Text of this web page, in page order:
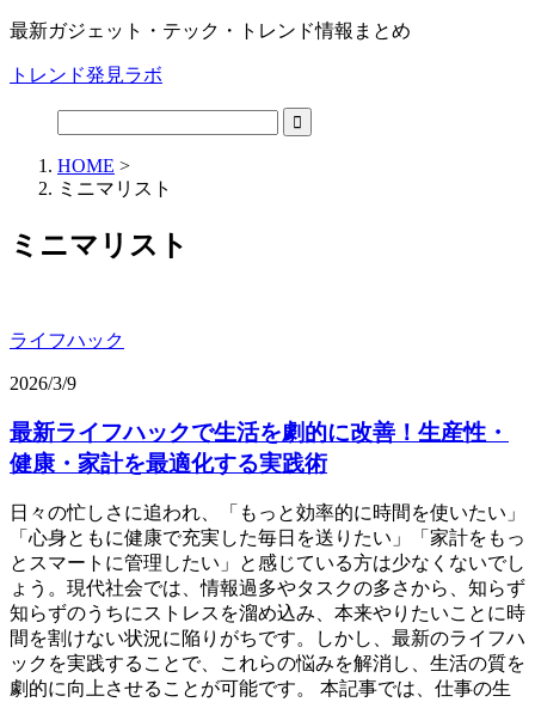
最新ガジェット・テック・トレンド情報まとめ
トレンド発見ラボ
HOME >
ミニマリスト
ミニマリスト
ライフハック
2026/3/9
最新ライフハックで生活を劇的に改善！生産性・
健康・家計を最適化する実践術
日々の忙しさに追われ、「もっと効率的に時間を使いたい」
「心身ともに健康で充実した毎日を送りたい」「家計をもっ
とスマートに管理したい」と感じている方は少なくないでし
ょう。現代社会では、情報過多やタスクの多さから、知らず
知らずのうちにストレスを溜め込み、本来やりたいことに時
間を割けない状況に陥りがちです。しかし、最新のライフハ
ックを実践することで、これらの悩みを解消し、生活の質を
劇的に向上させることが可能です。 本記事では、仕事の生